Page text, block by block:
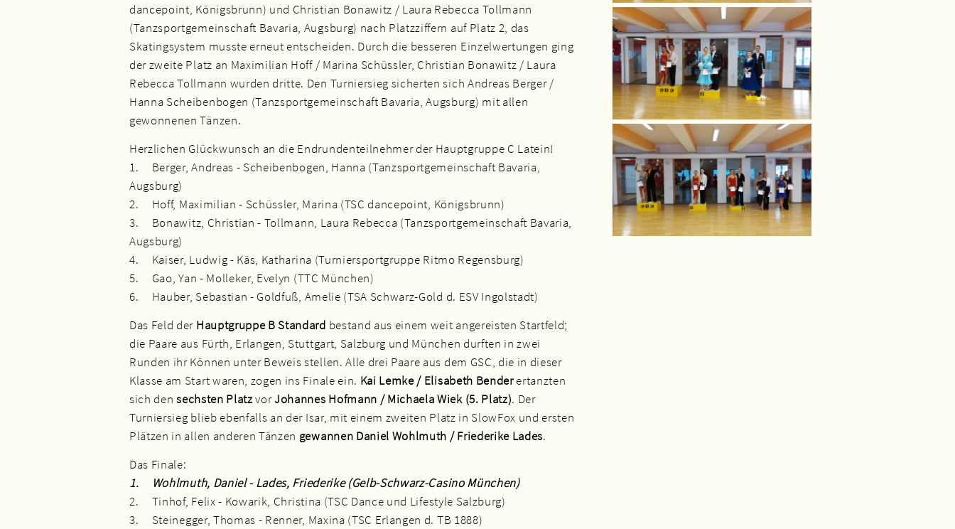
dancepoint, Königsbrunn) und Christian Bonawitz / Laura Rebecca Tollmann
(Tanzsportgemeinschaft Bavaria, Augsburg) nach Platzziffern auf Platz 2, das
Skatingsystem musste erneut entscheiden. Durch die besseren Einzelwertungen ging
der zweite Platz an Maximilian Hoff / Marina Schüssler, Christian Bonawitz / Laura
Rebecca Tollmann wurden dritte. Den Turniersieg sicherten sich Andreas Berger /
Hanna Scheibenbogen (Tanzsportgemeinschaft Bavaria, Augsburg) mit allen
gewonnenen Tänzen.
Herzlichen Glückwunsch an die Endrundenteilnehmer der Hauptgruppe C Latein!
1. Berger, Andreas - Scheibenbogen, Hanna (Tanzsportgemeinschaft Bavaria,
Augsburg)
2. Hoff, Maximilian - Schüssler, Marina (TSC dancepoint, Königsbrunn)
3. Bonawitz, Christian - Tollmann, Laura Rebecca (Tanzsportgemeinschaft Bavaria,
Augsburg)
4. Kaiser, Ludwig - Käs, Katharina (Turniersportgruppe Ritmo Regensburg)
5. Gao, Yan - Molleker, Evelyn (TTC München)
6. Hauber, Sebastian - Goldfuß, Amelie (TSA Schwarz-Gold d. ESV Ingolstadt)
Das Feld der Hauptgruppe B Standard bestand aus einem weit angereisten Startfeld;
die Paare aus Fürth, Erlangen, Stuttgart, Salzburg und München durften in zwei
Runden ihr Können unter Beweis stellen. Alle drei Paare aus dem GSC, die in dieser
Klasse am Start waren, zogen ins Finale ein. Kai Lemke / Elisabeth Benderertanzten
sich densechsten PlatzvorJohannes Hofmann / Michaela Wiek (5. Platz). Der
Turniersieg blieb ebenfalls an der Isar, mit einem zweiten Platz in SlowFox und ersten
Plätzen in allen anderen Tänzen gewannen Daniel Wohlmuth / Friederike Lades.
Das Finale:
1. Wohlmuth, Daniel - Lades, Friederike (Gelb-Schwarz-Casino München)
2. Tinhof, Felix - Kowarik, Christina (TSC Dance und Lifestyle Salzburg)
3. Steinegger, Thomas - Renner, Maxina (TSC Erlangen d. TB 1888)